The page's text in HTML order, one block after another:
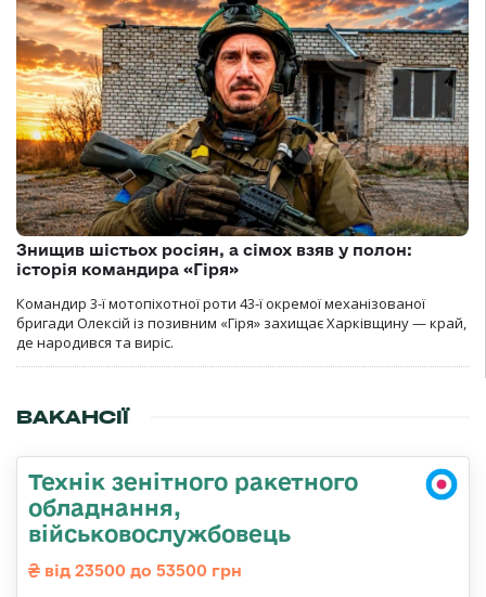
Знищив шістьох росіян, а сімох взяв у полон:
історія командира «Гіря»
Командир 3-ї мотопіхотної роти 43-ї окремої механізованої
бригади Олексій із позивним «Гіря» захищає Харківщину — край,
де народився та виріс.
ВАКАНСІЇ
Технік зенітного ракетного
обладнання,
військовослужбовець
від 23500 до 53500 грн